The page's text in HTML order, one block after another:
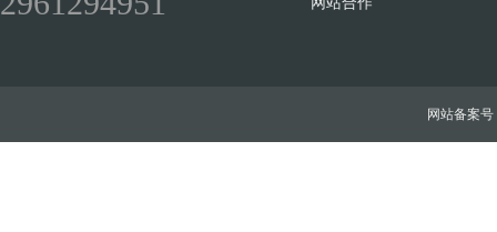
网站备案号